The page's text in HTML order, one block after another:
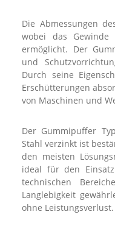
Die Abmessungen
wobei das Gewinde
ermöglicht. Der
und
Durch seine
Erschütterungen
von Maschinen und
Der Gummipuffer
Stahl verzinkt ist
den meisten
ideal für den
technischen
Langlebigkeit
ohne Leistungsverlust.